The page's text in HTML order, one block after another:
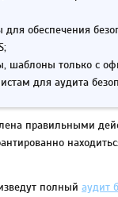
обеспечения
шаблоны только с
для аудита
правильными
полный аудит